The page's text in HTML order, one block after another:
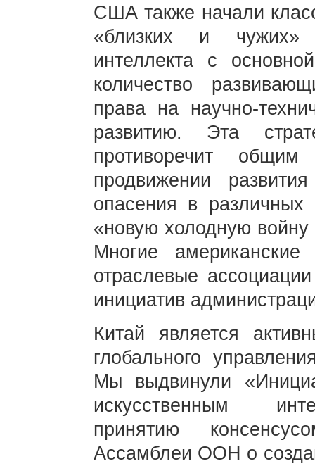
США также начали
«близких и чужих»
интеллекта с
количество
права на научно-
развитию. Эта
противоречит
продвижении
опасения в
«новую холодную войну
Многие американские
отраслевые
инициатив
Китай является
глобального
Мы выдвинули
искусственным
принятию
Ассамблеи ООН о